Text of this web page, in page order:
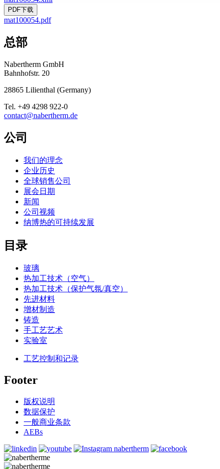
PDF下载
mat100054.pdf
总部
Nabertherm GmbH
Bahnhofstr. 20
28865 Lilienthal (Germany)
Tel. +49 4298 922-0
contact@nabertherm.de
公司
我们的理念
企业历史
全球销售公司
展会日期
新闻
公司视频
纳博热的可持续发展
目录
玻璃
热加工技术（空气）
热加工技术（保护气氛/真空）
先进材料
增材制造
铸造
手工艺艺术
实验室
工艺控制和记录
Footer
版权说明
数据保护
一般商业条款
AEBs